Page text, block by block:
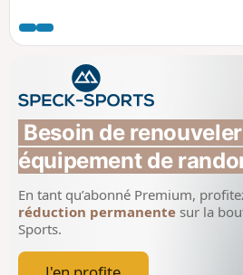
passons par le moulin de Begue
le Clef . A la Croix de Sainte-
petite route, traversons le hameau
arriver au bourg de la Renaudie où
communal.
Besoin de
équipement de
En tant qu’abonné Premium,
réduction permanente sur la
Sports.